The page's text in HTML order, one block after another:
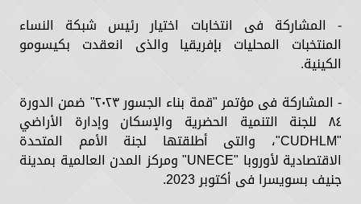
- المشاركة فى انتخابات اختيار رئيس شبكة النساء
المنتخبات المحليات بإفريقيا والذى انعقدت بكيسومو
الكينية.
- المشاركة فى مؤتمر "قمة بناء الجسور ٢٠٢٣" ضمن الدورة
٨٤ للجنة التنمية الحضرية والإسكان وإدارة الأراضي
"CUDHLM"، والتى أطلقتها لجنة الأمم المتحدة
الاقتصادية لأوروبا "UNECE" ومركز المدن العالمية بمدينة
جنيف بسويسرا فى أكتوبر 2023.